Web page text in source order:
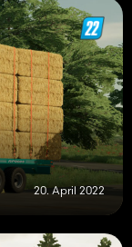
20. April 2022